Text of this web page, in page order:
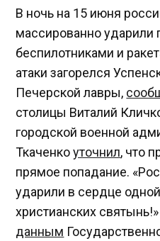
В ночь на 15 июня
массированно ударили
беспилотниками и
атаки загорелся
Печерской лавры,
столицы Виталий
городской военной
Ткаченкоуточнил, что
прямое попадание.
ударили в сердце
христианских
данным